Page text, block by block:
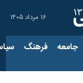
۱۶ مرداد ۱۴۰۵
جامعه فرهنگ